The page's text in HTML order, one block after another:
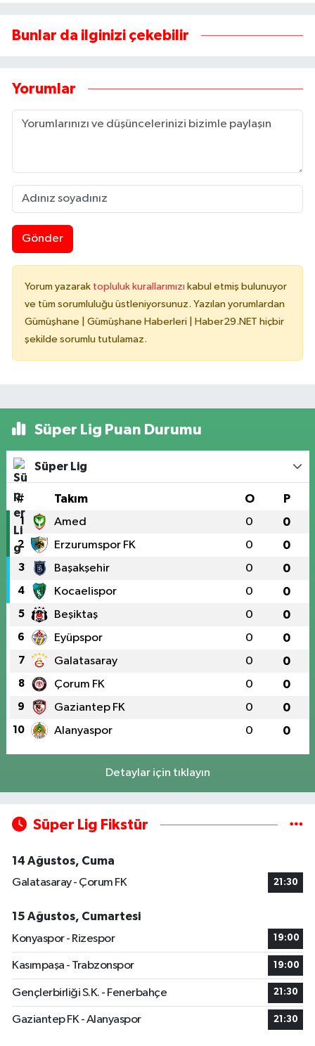
Bunlar da ilginizi çekebilir
Yorumlar
Gönder
Yorum yazarak topluluk kurallarımızı kabul etmiş bulunuyor
ve tüm sorumluluğu üstleniyorsunuz. Yazılan yorumlardan
Gümüşhane | Gümüşhane Haberleri | Haber29.NET hiçbir
şekilde sorumlu tutulamaz.
Süper Lig Puan Durumu
Süper Lig
# Takım O P
1 Amed 0 0
2 Erzurumspor FK 0 0
3 Başakşehir 0 0
4 Kocaelispor 0 0
5 Beşiktaş 0 0
6 Eyüpspor 0 0
7 Galatasaray 0 0
8 Çorum FK 0 0
9 Gaziantep FK 0 0
10 Alanyaspor 0 0
Detaylar için tıklayın
Süper Lig Fikstür
14 Ağustos, Cuma
Galatasaray - Çorum FK
21:30
15 Ağustos, Cumartesi
Konyaspor - Rizespor
19:00
Kasımpaşa - Trabzonspor 19:00
Gençlerbirliği S.K. - Fenerbahçe 21:30
Gaziantep FK - Alanyaspor 21:30